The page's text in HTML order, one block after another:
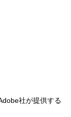
社が提供する